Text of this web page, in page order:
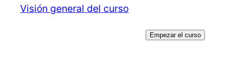
Visión general del curso
Empezar el curso